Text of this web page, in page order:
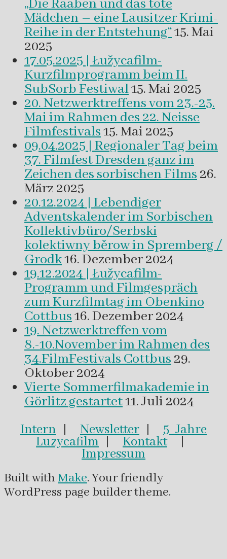
„Die Raaben und das tote
Mädchen – eine Lausitzer Krimi-
Reihe in der Entstehung“15. Mai
2025
17.05.2025 | Łužycafilm-
Kurzfilmprogramm beim II.
SubSorb Festiwal15. Mai 2025
20. Netzwerktreffens vom 23.-25.
Mai im Rahmen des 22. Neisse
Filmfestivals15. Mai 2025
09.04.2025 | Regionaler Tag beim
37. Filmfest Dresden ganz im
Zeichen des sorbischen Films26.
März 2025
20.12.2024 | Lebendiger
Adventskalender im Sorbischen
Kollektivbüro/Serbski
kolektiwny běrow in Spremberg /
Grodk16. Dezember 2024
19.12.2024 | Łužycafilm-
Programm und Filmgespräch
zum Kurzfilmtag im Obenkino
Cottbus16. Dezember 2024
19. Netzwerktreffen vom
8.-10.November im Rahmen des
34.FilmFestivals Cottbus29.
Oktober 2024
Vierte Sommerfilmakademie in
Görlitz gestartet11. Juli 2024
Intern | Newsletter | 5 Jahre
Luzycafilm | Kontakt|
Impressum
Built withMake. Your friendly
WordPress page builder theme.